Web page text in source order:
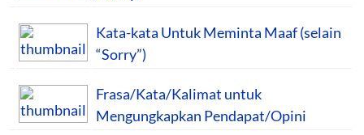
Kata-kata Untuk Meminta Maaf (selain
“Sorry”)
Frasa/Kata/Kalimat untuk
Mengungkapkan Pendapat/Opini